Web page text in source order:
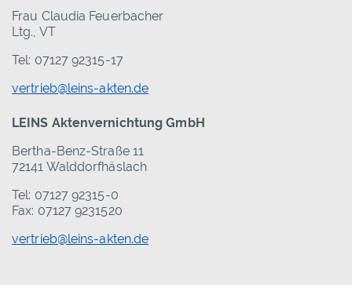
Frau Claudia Feuerbacher
Ltg., VT
Tel: 07127 92315-17
vertrieb@leins-akten.de
LEINS Aktenvernichtung GmbH
Bertha-Benz-Straße 11
72141 Walddorfhäslach
Tel: 07127 92315-0
Fax: 07127 9231520
vertrieb@leins-akten.de